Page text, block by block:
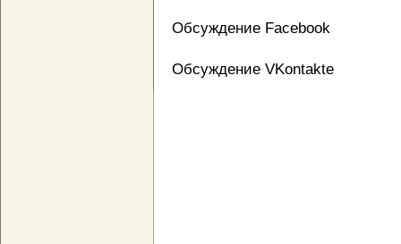
Обсуждение Facebook
Обсуждение VKontakte